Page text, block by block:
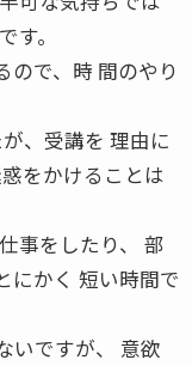
。
で、時 間のやり
、受講を 理由に
をかけることは
事をしたり、 部
にかく 短い時間で
いですが、 意欲